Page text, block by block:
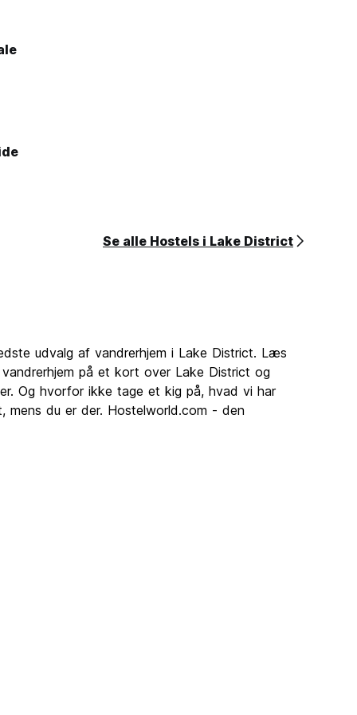
Se alle Hostels i Lake District
udvalg af vandrerhjem i Lake District. Læs
på et kort over Lake District og
Og hvorfor ikke tage et kig på, hvad vi har
du er der. Hostelworld.com - den